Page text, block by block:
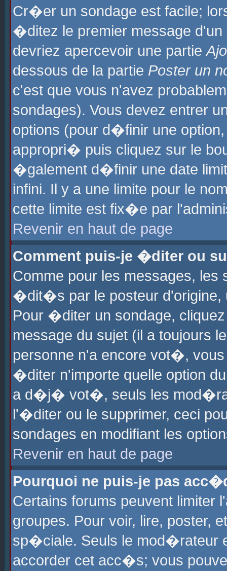
Cr�er un sondage est facile;
�ditez le premier message
devriez apercevoir une partie
dessous de la partie Poster un
c'est que vous n'avez
sondages). Vous devez entrer
options (pour d�finir une
appropri� puis cliquez sur le
�galement d�finir une date
infini. Il y a une limite pour le
cette limite est fix�e par
Revenir en haut de page
Comment puis-je �diter ou
Comme pour les messages,
�dit�s par le posteur d'origine,
Pour �diter un sondage,
message du sujet (il a toujours
personne n'a encore vot�,
�diter n'importe quelle option
a d�j� vot�, seuls les
l'�diter ou le supprimer, ceci
sondages en modifiant les
Revenir en haut de page
Pourquoi ne puis-je pas
Certains forums peuvent
groupes. Pour voir, lire, poster,
sp�ciale. Seuls le mod�rateur
accorder cet acc�s; vous